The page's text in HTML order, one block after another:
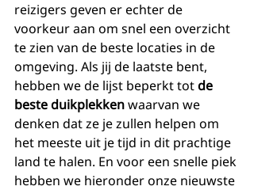
reizigers geven er echter de
voorkeur aan om snel een overzicht
te zien van de beste locaties in de
omgeving. Als jij de laatste bent,
hebben we de lijst beperkt tot de
beste duikplekken waarvan we
denken dat ze je zullen helpen om
het meeste uit je tijd in dit prachtige
land te halen. En voor een snelle piek
hebben we hieronder onze nieuwste